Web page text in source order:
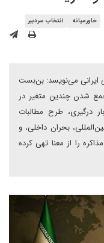
خاورمیانه انتخاب سردبیر
ایرانی می‌نویسد: بن‌بست
شدن چندین متغیر در
درگیری، طرح مطالبات
بحران داخلی، و
را از معنا تهی کرده